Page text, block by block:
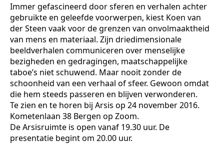
Immer gefascineerd door sferen en verhalen achter
gebruikte en geleefde voorwerpen, kiest Koen van
der Steen vaak voor de grenzen van onvolmaaktheid
van mens en materiaal. Zijn driedimensionale
beeldverhalen communiceren over menselijke
bezigheden en gedragingen, maatschappelijke
taboe’s niet schuwend. Maar nooit zonder de
schoonheid van een verhaal of sfeer. Gewoon omdat
die hem steeds passeren en blijven verwonderen.
Te zien en te horen bij Arsis op 24 november 2016.
Kometenlaan 38 Bergen op Zoom.
De Arsisruimte is open vanaf 19.30 uur. De
presentatie begint om 20.00 uur.